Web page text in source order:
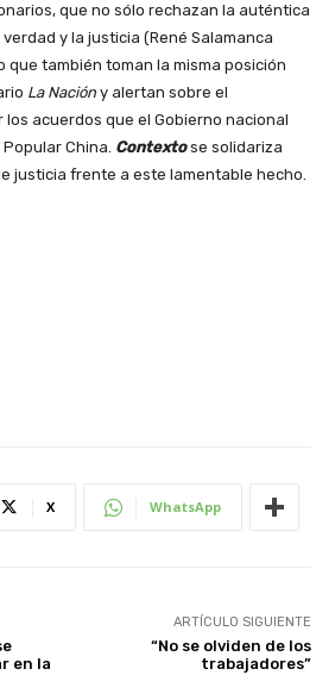
que no sólo rechazan la auténtica
y la justicia (René Salamanca
que también toman la misma posición
La Nación y alertan sobre el
los acuerdos que el Gobierno nacional
China. Contextose solidariza
justicia frente a este lamentable hecho.
X WhatsApp
en la
ARTÍCULO SIGUIENTE
“No se olviden de los
trabajadores”